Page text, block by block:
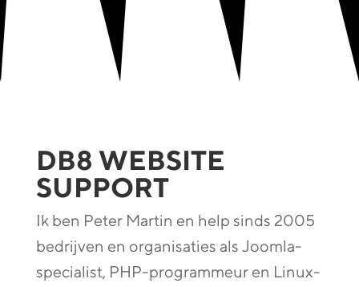
DB8 WEBSITE
SUPPORT
Ik ben Peter Martin en help sinds 2005
bedrijven en organisaties als Joomla-
specialist, PHP-programmeur en Linux-